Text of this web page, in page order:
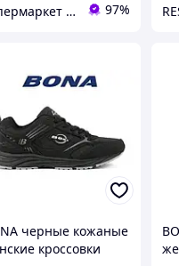
Гипермаркет "Материк" 97%
черные кожаные
кроссовки